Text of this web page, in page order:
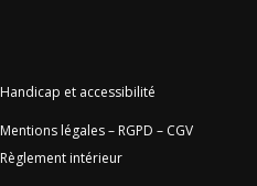
Handicap et accessibilité
Mentions légales – RGPD – CGV
Règlement intérieur